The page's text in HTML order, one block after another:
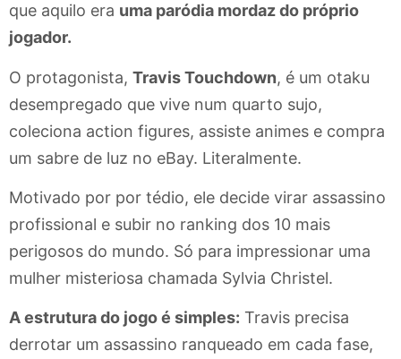
que aquilo era uma paródia mordaz do próprio
jogador.
O protagonista, Travis Touchdown, é um otaku
desempregado que vive num quarto sujo,
coleciona action figures, assiste animes e compra
um sabre de luz no eBay. Literalmente.
Motivado por por tédio, ele decide virar assassino
profissional e subir no ranking dos 10 mais
perigosos do mundo. Só para impressionar uma
mulher misteriosa chamada Sylvia Christel.
A estrutura do jogo é simples: Travis precisa
derrotar um assassino ranqueado em cada fase,